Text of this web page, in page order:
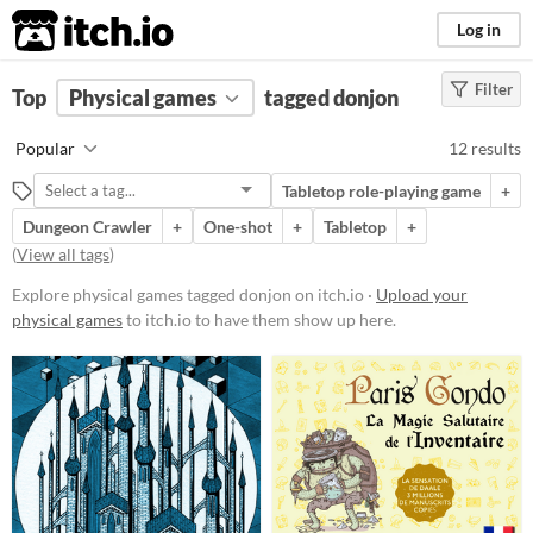
itch.io Log in
FILTER RESULTS (Clear)
donjon
Suggest description for this tag
Free
$5 or less
$15 or less
Types
Tabletop role-playing game
Filter
Top Physical games tagged donjon
Popular 12 results
Tabletop role-playing game
+
Dungeon Crawler
+ One-shot + Tabletop
+
(View all tags)
Explore physical games tagged donjon on itch.io · Upload your
physical gamesto itch.io to have them show up here.